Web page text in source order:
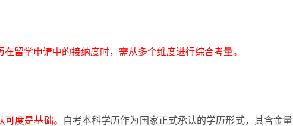
在留学申请中的接纳度时，需从多个维度进行综合考量。
度是基础。
自考本科学历作为国家正式承认的学历形式，其含金量